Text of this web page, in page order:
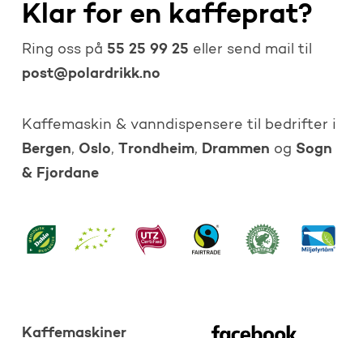
Klar for en kaffeprat?
Ring oss på 55 25 99 25 eller send mail til
post@polardrikk.no
Kaffemaskin & vanndispensere til bedrifter i
Bergen, Oslo, Trondheim, Drammen og Sogn
& Fjordane
Kaffemaskiner